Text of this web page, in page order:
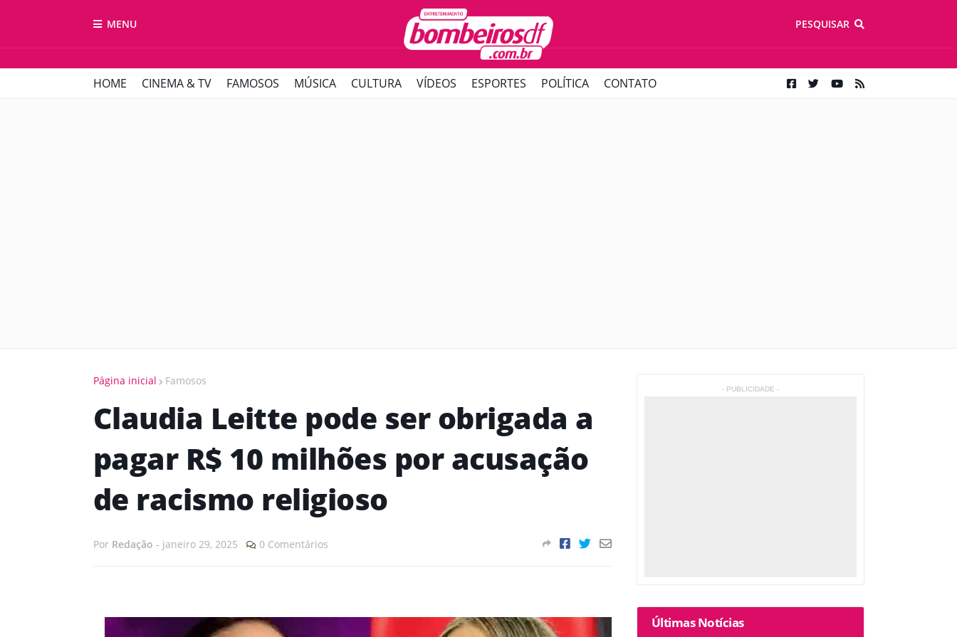
MENU PESQUISAR
HOME CINEMA & TV FAMOSOS MÚSICA CULTURA VÍDEOS ESPORTES POLÍTICA CONTATO
Página inicial Famosos
Claudia Leitte pode ser obrigada a
pagar R$ 10 milhões por acusação
de racismo religioso
Por Redação - janeiro 29, 2025 0 Comentários
- PUBLICIDADE -
Últimas Notícias